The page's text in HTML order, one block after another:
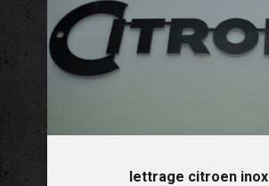
lettrage citroen inox